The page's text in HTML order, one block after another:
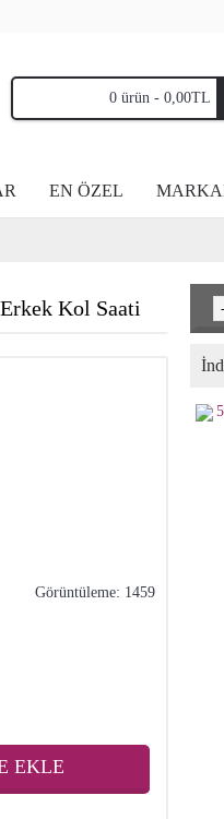
0 ürün - 0,00TL
EN ÖZEL
Kol Saati
Görüntüleme: 1459
EKLE